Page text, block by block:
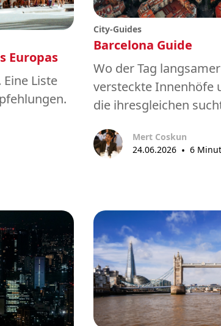
Europas
Liste
City-Guides
Barcelona Guide
Wo der Tag
versteckte Innenhöfe
die ihresgleichen
Mert Coskun
24.06.2026 • 6